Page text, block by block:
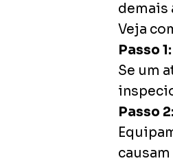
demais
Veja
Passo
Se um
Passo